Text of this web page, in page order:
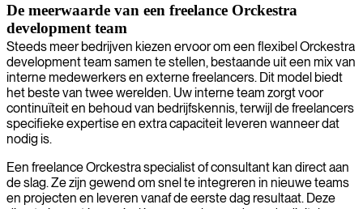
De meerwaarde van een freelance Orckestra
development team
Steeds meer bedrijven kiezen ervoor om een flexibel Orckestra
development team samen te stellen, bestaande uit een mix van
interne medewerkers en externe freelancers. Dit model biedt
het beste van twee werelden. Uw interne team zorgt voor
continuïteit en behoud van bedrijfskennis, terwijl de freelancers
specifieke expertise en extra capaciteit leveren wanneer dat
nodig is.
Een freelance Orckestra specialist of consultant kan direct aan
de slag. Ze zijn gewend om snel te integreren in nieuwe teams
en projecten en leveren vanaf de eerste dag resultaat. Deze